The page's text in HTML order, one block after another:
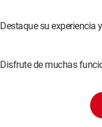
Destaque su experiencia
Disfrute de muchas